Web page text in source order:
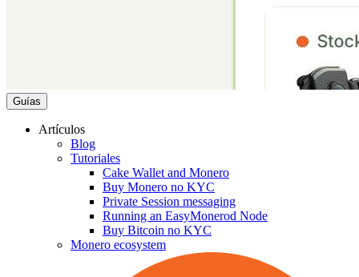
Guías
Artículos
Blog
Tutoriales
Cake Wallet and Monero
Buy Monero no KYC
Private Session messaging
Running an EasyMonerod Node
Buy Bitcoin no KYC
Monero ecosystem